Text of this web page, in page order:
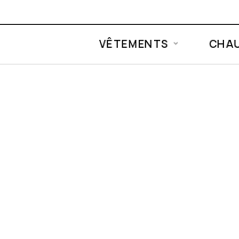
VÊTEMENTS